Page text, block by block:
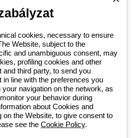
part of the GEWISS Group, within the
where we develop integrated
complexity into simplicity, supporting
in meeting their needs. Discover more
cookies, necessary to ensure
Website, subject to the
and unambiguous consent, may
profiling cookies and other
third party, to send you
in line with the preferences you
navigation on the network, as
your behavior during
about Cookies and
on the Website, to give consent to
see the Cookie Policy.